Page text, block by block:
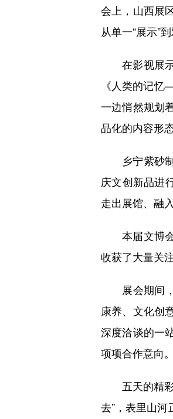
会上，山西展
从单一“展示”
在影视展示
《人类的记
一边悄然规划
品化的内容形
乡宁紫砂制
庆文创新品进
走出展馆、融
本届文博会
收获了大量关
展会期间，
康养、文化创
深度洽谈的一
项项合作意向。
五天的精彩
去”，表里山